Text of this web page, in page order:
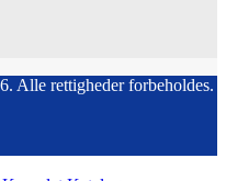
Alle rettigheder forbeholdes.